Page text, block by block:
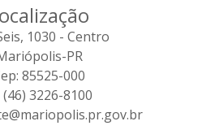
1030 - Centro
PR
85525-000
3226-8100